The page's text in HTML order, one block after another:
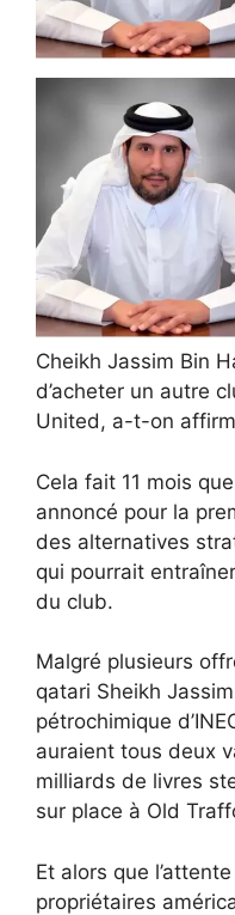
Cheikh Jassim Bin
d’acheter un autre
United, a-t-on
Cela fait 11 mois
annoncé pour la
des alternatives
qui pourrait
du club.
Malgré plusieurs
qatari Sheikh
pétrochimique
auraient tous deux
milliards de livres
sur place à Old
Et alors que
propriétaires